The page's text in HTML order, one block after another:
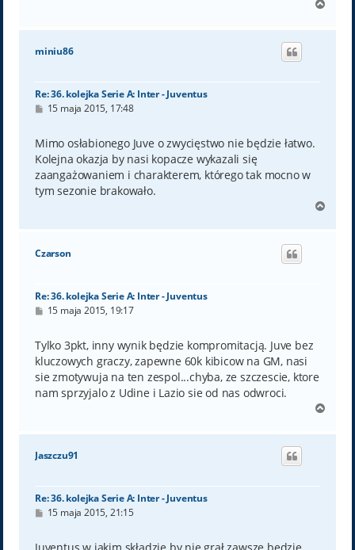
g
miniu86
Re: 36. kolejka Serie A: Inter - Juventus
P
t
15 maja 2015, 17:48
Mimo osłabionego Juve o zwycięstwo nie będzie łatwo.
Kolejna okazja by nasi kopacze wykazali się
zaangażowaniem i charakterem, którego tak mocno w
tym sezonie brakowało.
g
Czarson
Re: 36. kolejka Serie A: Inter - Juventus
P
t
15 maja 2015, 19:17
Tylko 3pkt, inny wynik będzie kompromitacją. Juve bez
kluczowych graczy, zapewne 60k kibicow na GM, nasi
sie zmotywuja na ten zespol...chyba, ze szczescie, ktore
nam sprzyjalo z Udine i Lazio sie od nas odwroci.
g
Jaszczu91
Re: 36. kolejka Serie A: Inter - Juventus
P
t
15 maja 2015, 21:15